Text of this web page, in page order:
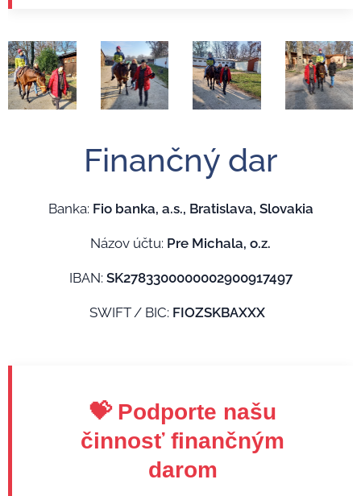
Finančný dar
Banka: Fio banka, a.s., Bratislava, Slovakia
Názov účtu: Pre Michala, o.z.
IBAN: SK2783300000002900917497
SWIFT / BIC: FIOZSKBAXXX
💝 Podporte našu
činnosť finančným
darom